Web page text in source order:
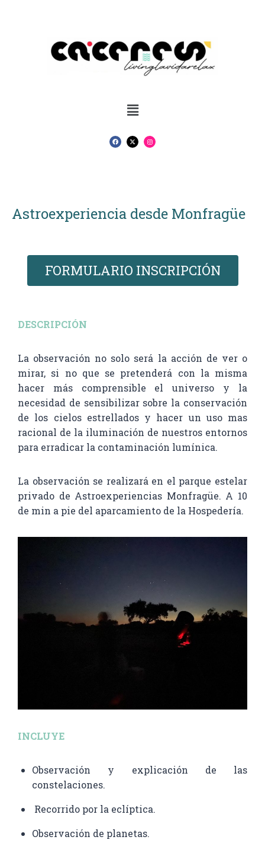
Astroexperiencia desde Monfragüe
FORMULARIO INSCRIPCIÓN
DESCRIPCIÓN
La observación no solo será la acción de ver o
mirar, si no que se pretenderá con la misma
hacer más comprensible el universo y la
necesidad de sensibilizar sobre la conservación
de los cielos estrellados y hacer un uso mas
racional de la iluminación de nuestros entornos
para erradicar la contaminación lumínica.
La observación se realizará en el parque estelar
privado de Astroexperiencias Monfragüe. A 10
de min a pie del aparcamiento de la Hospedería.
INCLUYE
Observación y explicación de las
constelaciones.
Recorrido por la eclíptica.
Observación de planetas.